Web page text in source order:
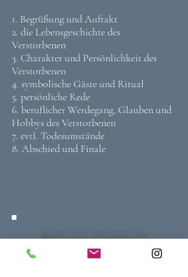
1. Begrüßung und Auftakt
2. die Lebensgeschichte des
Verstorbenen
3. Charakter und Persönlichkeit des
Verstorbenen
4. symbolische Gäste und Ritual
5. persönliche Rede
6. beruflicher Werdegang, Glauben und
Hobbys des Verstorbenen
7. evtl. Todesumstände
8. Abschied und Finale
kostenfreies unverbindliches